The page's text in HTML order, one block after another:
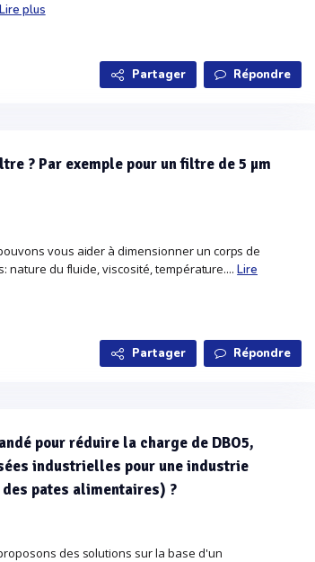
Lire plus
Partager Répondre
? Par exemple pour un filtre de 5 µm
vous aider à dimensionner un corps de
nature du fluide, viscosité, température....Lire
Partager Répondre
pour réduire la charge de DBO5,
industrielles pour une industrie
pates alimentaires) ?
des solutions sur la base d'un